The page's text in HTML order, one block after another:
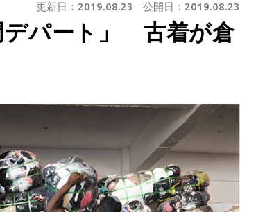
デパート」 古着が倉
更新日： 2019.08.23 公開日： 2019.08.23